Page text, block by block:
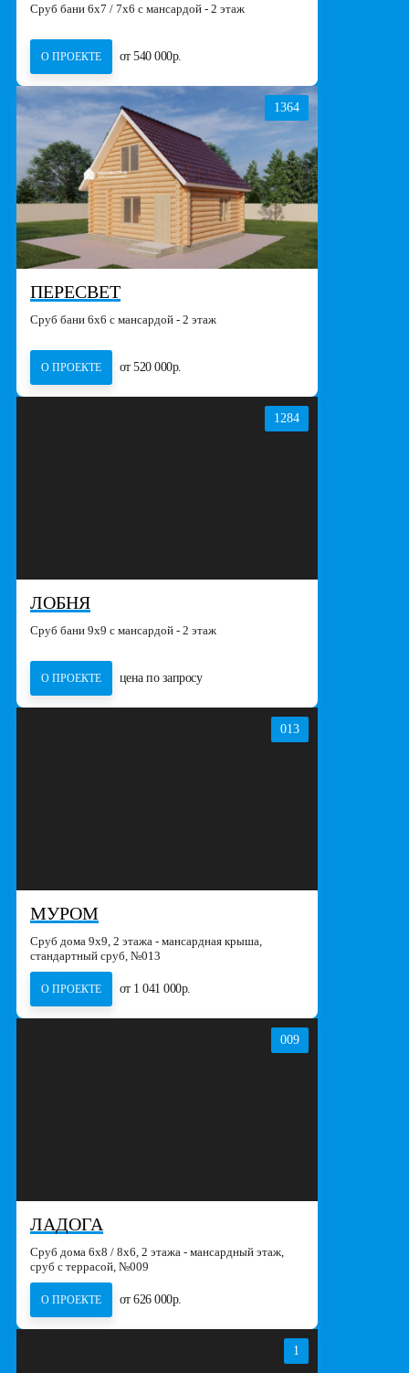
Сруб бани 6х7 / 7х6 с мансардой - 2 этаж
О ПРОЕКТЕ от 540 000р.
1364
ПЕРЕСВЕТ
Сруб бани 6х6 с мансардой - 2 этаж
О ПРОЕКТЕ от 520 000р.
1284
ЛОБНЯ
Сруб бани 9х9 с мансардой - 2 этаж
О ПРОЕКТЕ цена по запросу
013
МУРОМ
Сруб дома 9х9, 2 этажа - мансардная крыша,
стандартный сруб, №013
О ПРОЕКТЕ от 1 041 000р.
009
ЛАДОГА
Сруб дома 6х8 / 8x6, 2 этажа - мансардный этаж,
сруб с террасой, №009
О ПРОЕКТЕ от 626 000р.
1